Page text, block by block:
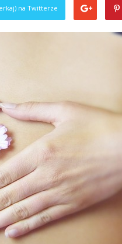
na Twitterze